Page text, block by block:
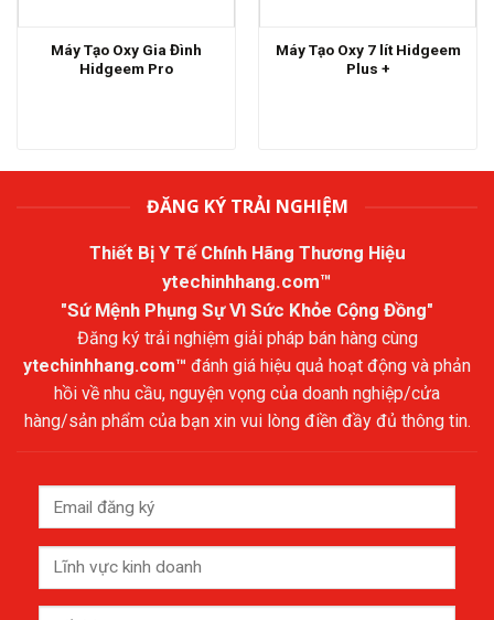
Máy Tạo Oxy Gia Đình
Hidgeem Pro
Máy Tạo Oxy 7 lít Hidgeem
Plus +
ĐĂNG KÝ TRẢI NGHIỆM
Thiết Bị Y Tế Chính Hãng Thương Hiệu
ytechinhhang.com™
"Sứ Mệnh Phụng Sự Vì Sức Khỏe Cộng Đồng"
Đăng ký trải nghiệm giải pháp bán hàng cùng
ytechinhhang.com™ đánh giá hiệu quả hoạt động và phản
hồi về nhu cầu, nguyện vọng của doanh nghiệp/cửa
hàng/sản phẩm của bạn xin vui lòng điền đầy đủ thông tin.